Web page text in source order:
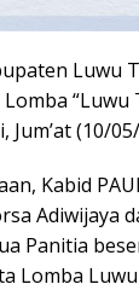
Luwu
(10/
Kabid
Adiwijaya
Panitia
Lomba